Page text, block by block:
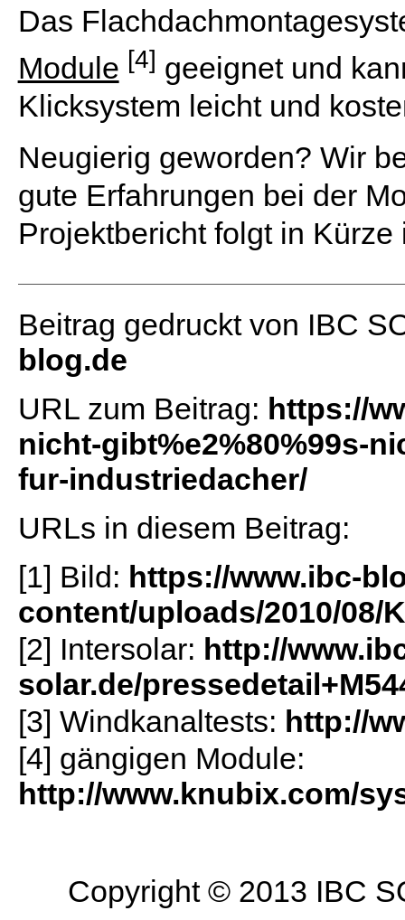
Das
Module [4] geeignet und
Klicksystem leicht und
Neugierig geworden? Wir
gute Erfahrungen bei der
Projektbericht folgt in
Beitrag gedruckt von IBC
blog.de
URL zum Beitrag: https://
nicht-gibt%e2%80%99s-
fur-industriedacher/
URLs in diesem Beitrag:
[1] Bild: https://www.ibc-
content/uploads/2010/08/
[2] Intersolar: http://
solar.de/
[3] Windkanaltests: http://
[4] gängigen Module:
http://www.knubix.com/
Copyright © 2013 IBC